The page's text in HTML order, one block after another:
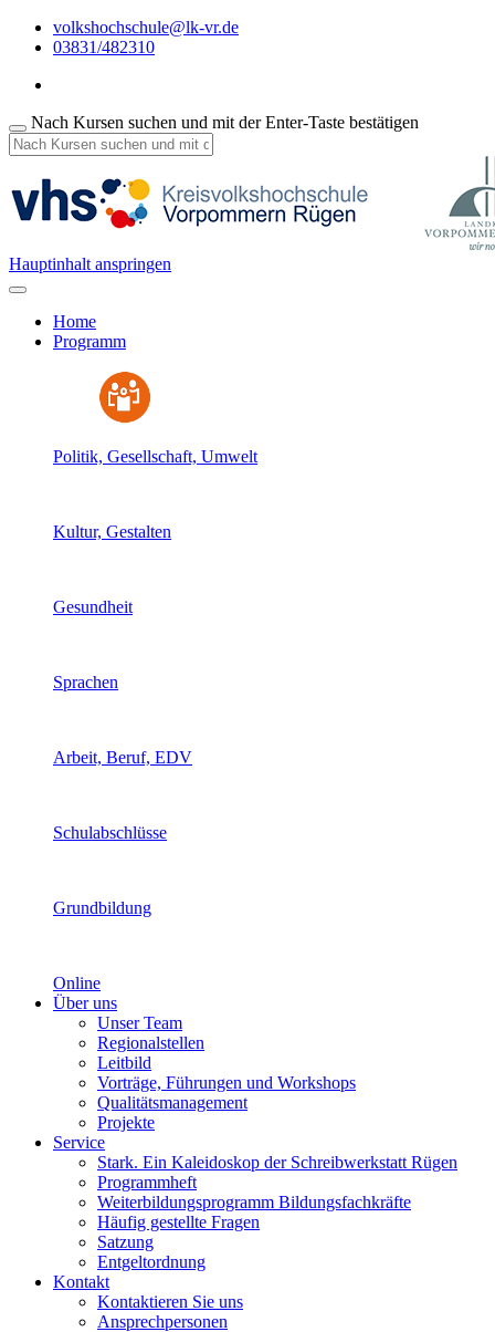
volkshochschule@lk-vr.de
03831/482310
Nach Kursen suchen und mit der Enter-Taste bestätigen
Hauptinhalt anspringen
Home
Programm
Politik, Gesellschaft, Umwelt
Kultur, Gestalten
Gesundheit
Sprachen
Arbeit, Beruf, EDV
Schulabschlüsse
Grundbildung
Online
Über uns
Unser Team
Regionalstellen
Leitbild
Vorträge, Führungen und Workshops
Qualitätsmanagement
Projekte
Service
Stark. Ein Kaleidoskop der Schreibwerkstatt Rügen
Programmheft
Weiterbildungsprogramm Bildungsfachkräfte
Häufig gestellte Fragen
Satzung
Entgeltordnung
Kontakt
Kontaktieren Sie uns
Ansprechpersonen